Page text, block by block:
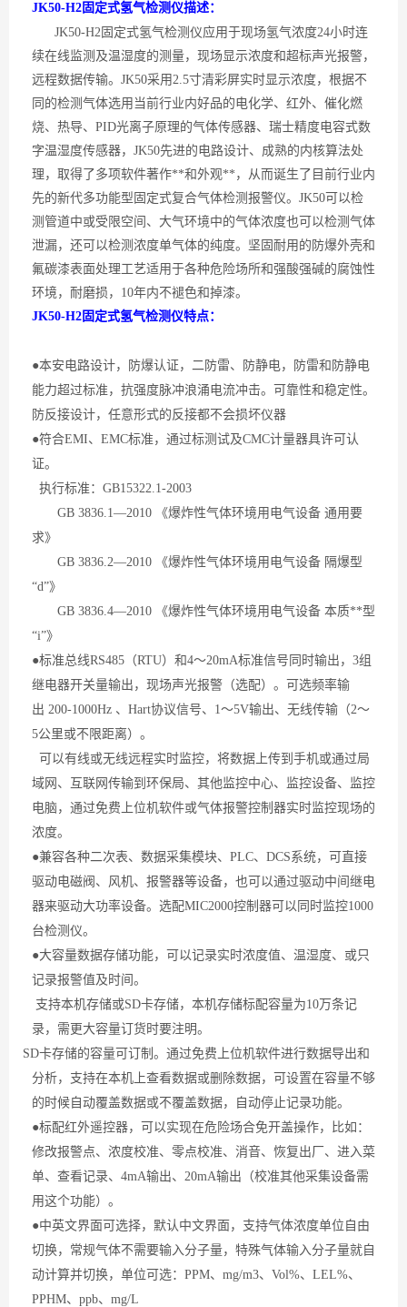
JK50-H2 固定式氢气检测仪描述：
JK50-H2固定式氢气检测仪应用于现场氢气浓度24小时连
续在线监测及温湿度的测量，现场显示浓度和超标声光报警，
远程数据传输。JK50采用2.5寸清彩屏实时显示浓度，根据不
同的检测气体选用当前行业内好品的电化学、红外、催化燃
烧、热导、PID光离子原理的气体传感器、瑞士精度电容式数
字温湿度传感器，JK50先进的电路设计、成熟的内核算法处
理，取得了多项软件著作**和外观**，从而诞生了目前行业内
先的新代多功能型固定式复合气体检测报警仪。JK50可以检
测管道中或受限空间、大气环境中的气体浓度也可以检测气体
泄漏，还可以检测浓度单气体的纯度。坚固耐用的防爆外壳和
氟碳漆表面处理工艺适用于各种危险场所和强酸强碱的腐蚀性
环境，耐磨损， 10年内不褪色和掉漆。
JK50-H2固定式氢气检测仪特点：
●本安电路设计，防爆认证，二防雷、防静电，防雷和防静电
能力超过标准，抗强度脉冲浪涌电流冲击。可靠性和稳定性。
防反接设计，任意形式的反接都不会损坏仪器
●符合EMI、EMC标准，通过标测试及CMC计量器具许可认
证。
执行标准：GB15322.1-2003
GB 3836.1—2010
《爆炸性气体环境用电气设备 通用要
求》
GB 3836.2—2010
《爆炸性气体环境用电气设备 隔爆型
“d”》
GB 3836.4—2010
《爆炸性气体环境用电气设备 本质**型
“i”》
●标准总线RS485（RTU）和4～20mA标准信号同时输出，3组
继电器开关量输出，现场声光报警（选配）。可选频率输
出 200-1000Hz 、Hart协议信号、1～5V输出、无线传输（2～
5公里或不限距离）。
可以有线或无线远程实时监控，将数据上传到手机或通过局
域网、互联网传输到环保局、其他监控中心、监控设备、监控
电脑，通过免费上位机软件或气体报警控制器实时监控现场的
浓度。
●兼容各种二次表、数据采集模块、PLC、DCS系统，可直接
驱动电磁阀、风机、报警器等设备，也可以通过驱动中间继电
器来驱动大功率设备。选配MIC2000控制器可以同时监控1000
台检测仪。
●大容量数据存储功能，可以记录实时浓度值、温湿度、或只
记录报警值及时间。
支持本机存储或SD卡存储，本机存储标配容量为10万条记
录，需更大容量订货时要注明。
SD卡存储的容量可订制。通过免费上位机软件进行数据导出和
分析，支持在本机上查看数据或删除数据，可设置在容量不够
的时候自动覆盖数据或不覆盖数据，自动停止记录功能。
●标配红外遥控器，可以实现在危险场合免开盖操作，比如：
修改报警点、浓度校准、零点校准、消音、恢复出厂、进入菜
单、查看记录、4mA输出、20mA输出（校准其他采集设备需
用这个功能）。
●中英文界面可选择，默认中文界面，支持气体浓度单位自由
切换，常规气体不需要输入分子量，特殊气体输入分子量就自
动计算并切换，单位可选：PPM、mg/m3、Vol%、LEL%、
PPHM、ppb、mg/L